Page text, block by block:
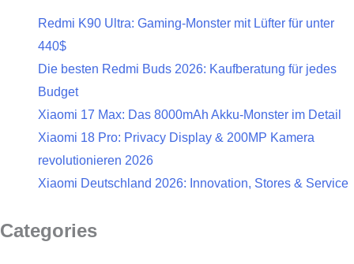
Redmi K90 Ultra: Gaming-Monster mit Lüfter für unter
440$
Die besten Redmi Buds 2026: Kaufberatung für jedes
Budget
Xiaomi 17 Max: Das 8000mAh Akku-Monster im Detail
Xiaomi 18 Pro: Privacy Display & 200MP Kamera
revolutionieren 2026
Xiaomi Deutschland 2026: Innovation, Stores & Service
Categories